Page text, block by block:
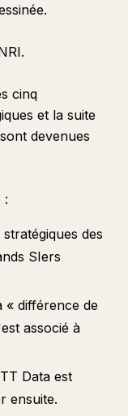
cinq
et la suite
devenues
:
des
SIers
« différence de
associé à
Data est
ensuite.